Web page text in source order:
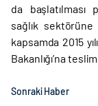
da başlatılması
sağlık
kapsamda 2015
Bakanlığı’na
Sonraki Haber